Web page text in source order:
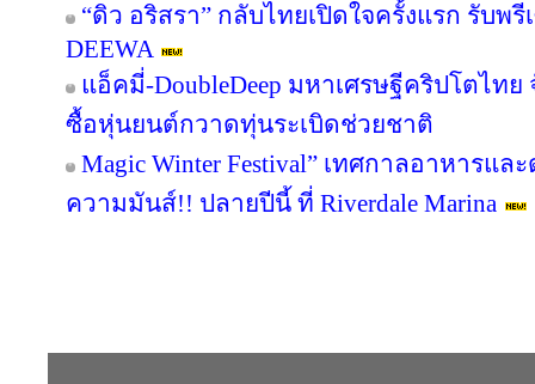
“ดิว อริสรา” กลับไทยเปิดใจครั้งแรก รับพ
DEEWA
แอ็คมี่-DoubleDeep มหาเศรษฐีคริปโตไท
ซื้อหุ่นยนต์กวาดทุ่นระเบิดช่วยชาติ
Magic Winter Festival” เทศกาลอาหารแ
ความมันส์!! ปลายปีนี้ ที่ Riverdale Marina